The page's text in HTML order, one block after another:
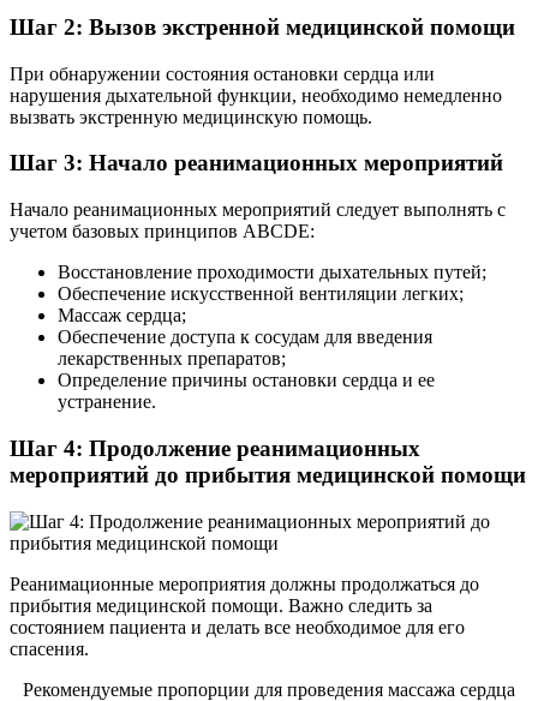
Шаг 2: Вызов экстренной медицинской помощи
При обнаружении состояния остановки сердца или
нарушения дыхательной функции, необходимо немедленно
вызвать экстренную медицинскую помощь.
Шаг 3: Начало реанимационных мероприятий
Начало реанимационных мероприятий следует выполнять с
учетом базовых принципов ABCDE:
Восстановление проходимости дыхательных путей;
Обеспечение искусственной вентиляции легких;
Массаж сердца;
Обеспечение доступа к сосудам для введения
лекарственных препаратов;
Определение причины остановки сердца и ее
устранение.
Шаг 4: Продолжение реанимационных
мероприятий до прибытия медицинской помощи
Реанимационные мероприятия должны продолжаться до
прибытия медицинской помощи. Важно следить за
состоянием пациента и делать все необходимое для его
спасения.
Рекомендуемые пропорции для проведения массажа сердца